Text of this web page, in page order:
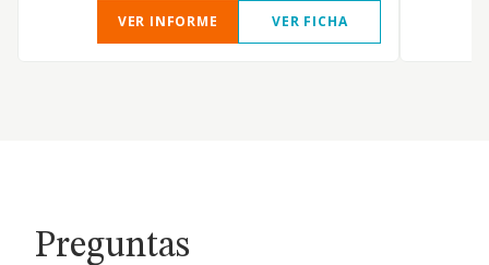
VER INFORME VER FICHA
Preguntas